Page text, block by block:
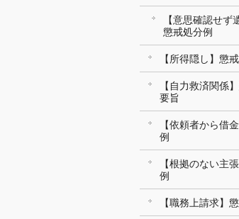
【意思確認せず
懲戒処分例
【所得隠し】懲
【自力救済関係
要旨
【依頼者から借
例
【根拠のない主
例
【職務上請求】